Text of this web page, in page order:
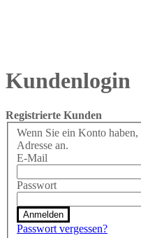
Kundenlogin
Registrierte Kunden
Wenn Sie ein Konto
Adresse an.
E-Mail
Passwort
Anmelden
Passwort vergessen?